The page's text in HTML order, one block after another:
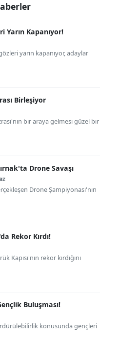
Yarın Kapanıyor!
yarın kapanıyor, adaylar
Birleşiyor
bir araya gelmesi güzel bir
Drone Savaşı
Drone Şampiyonası'nın
Rekor Kırdı!
Kapısı'nın rekor kırdığını
Buluşması!
konusunda gençleri